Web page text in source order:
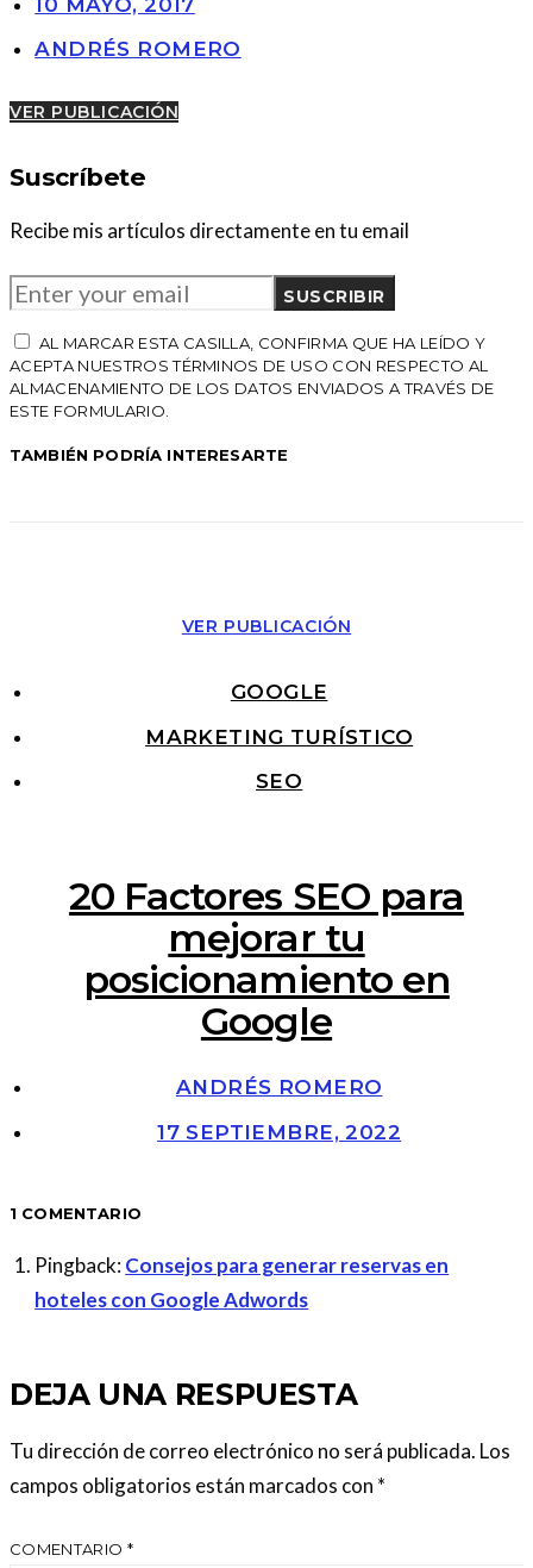
ANDRÉS ROMERO
VER PUBLICACIÓN
Suscríbete
Recibe mis artículos directamente en tu email
SUSCRIBIR
AL MARCAR ESTA CASILLA, CONFIRMA QUE HA LEÍDO Y
ACEPTA NUESTROS TÉRMINOS DE USO CON RESPECTO AL
ALMACENAMIENTO DE LOS DATOS ENVIADOS A TRAVÉS DE
ESTE FORMULARIO.
TAMBIÉN PODRÍA INTERESARTE
VER PUBLICACIÓN
GOOGLE
MARKETING TURÍSTICO
SEO
20 Factores SEO para
mejorar tu
posicionamiento en
Google
ANDRÉS ROMERO
17 SEPTIEMBRE, 2022
1 COMENTARIO
Pingback:Consejos para generar reservas en
hoteles con Google Adwords
DEJA UNA RESPUESTA
Tu dirección de correo electrónico no será publicada. Los
campos obligatorios están marcados con *
COMENTARIO *